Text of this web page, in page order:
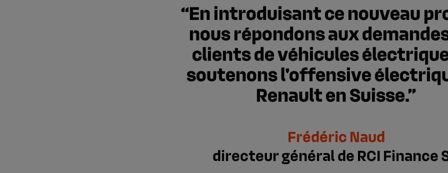
En introduisant ce nouveau
nous répondons aux
clients de véhicules
soutenons l'offensive
Renault en Suisse.
Frédéric Naud
directeur général de RCI Finance